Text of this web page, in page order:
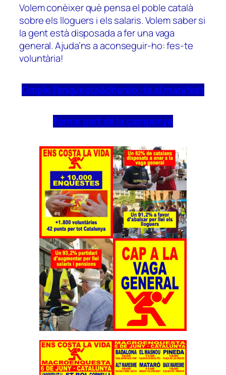
Volem conèixer què pensa el poble català
sobre els lloguers i els salaris. Volem saber si
la gent està disposada a fer una vaga
general. Ajuda’ns a aconseguir-ho: fes-te
voluntària!
Omple l’enquestaAdhereix-te al manifest
Forma part de la campanya